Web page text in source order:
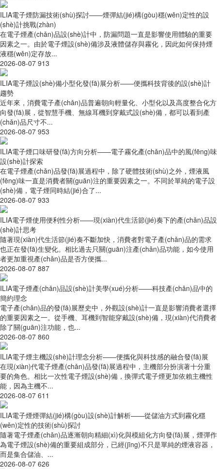
ILIA電子煙防漏技術(shù)探討——煙彈結(jié)構(gòu)穩(wěn)定性的設
(shè)計挑戰(zhàn)
在電子煙產(chǎn)品設(shè)計中，防漏問題一直是影響使用體驗的重要
因素之一。由於電子煙設(shè)備涉及液體儲存與霧化，因此如何保持煙
液穩(wěn)定存放...
2026-08-07 913
ILIA電子煙設(shè)備小型化發(fā)展分析——便攜科技背後的設(shè)計
趨勢
近年來，消費電子產(chǎn)品普遍朝向輕量化、小型化以及高度整合化方
向發(fā)展，從智慧手機、無線耳機到穿戴式設(shè)備，都可以看到產
(chǎn)品尺寸不...
2026-08-07 953
ILIA電子煙口味研發(fā)方向分析——電子霧化產(chǎn)品中的風(fēng)味
設(shè)計探索
在電子煙產(chǎn)品發(fā)展過程中，除了硬體技術(shù)之外，煙液風
(fēng)味一直是消費者關(guān)注的重要因素之一。不同於單純的電子設
(shè)備，電子煙同時結(jié)合了...
2026-08-07 933
ILIA電子煙使用便利性分析——現(xiàn)代生活節(jié)奏下的產(chǎn)品設
(shè)計思考
隨著現(xiàn)代生活節(jié)奏不斷加快，消費者對電子產(chǎn)品的需求
也正在發(fā)生變化。相比過去只關(guān)注產(chǎn)品功能，如今使用
者更加重視產(chǎn)品是否方便攜...
2026-08-07 887
ILIA電子煙產(chǎn)品設(shè)計美學(xué)分析——科技產(chǎn)品中的
簡約理念
電子產(chǎn)品的發(fā)展歷史中，外觀設(shè)計一直是影響消費者選擇
的重要因素之一。從手機、耳機到智能穿戴設(shè)備，現(xiàn)代消費者
除了關(guān)注功能，也...
2026-08-07 860
ILIA電子煙主機設(shè)計理念分析——便攜化與科技感的融合發(fā)展
在現(xiàn)代電子煙產(chǎn)品發(fā)展過程中，主機部分扮演著十分重
要的角色。相比一次性電子煙設(shè)備，換彈式電子煙更加依賴主機性
能，因為主機不...
2026-08-07 611
ILIA電子煙煙彈結(jié)構(gòu)設(shè)計解析——從儲油方式到霧化穩
(wěn)定性的技術(shù)探討
隨著電子煙產(chǎn)品逐漸朝向精細(xì)化與模組化方向發(fā)展，煙彈作
為電子煙設(shè)備的重要組成部分，已經(jīng)不只是單純的煙液容器，
而是集合儲油、...
2026-08-07 626